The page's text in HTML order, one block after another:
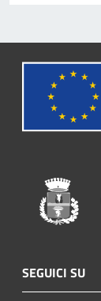
SEGUICI SU